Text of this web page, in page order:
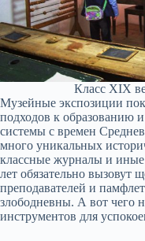
Класс XIX
Музейные экспозиции
подходов к образованию
системы с времен
много уникальных
классные журналы и
лет обязательно вызовут
преподавателей и
злободневны. А вот чего
инструментов для